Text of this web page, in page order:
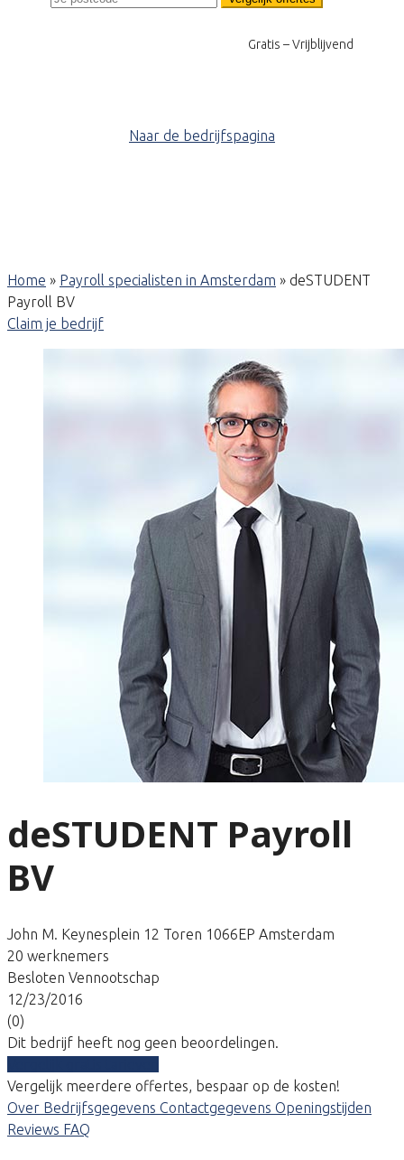
Gratis – Vrijblijvend
Naar de bedrijfspagina
Home » Payroll specialisten in Amsterdam » deSTUDENT
Payroll BV
Claim je bedrijf
deSTUDENT Payroll
BV
John M. Keynesplein 12 Toren 1066EP Amsterdam
20 werknemers
Besloten Vennootschap
12/23/2016
(0)
Dit bedrijf heeft nog geen beoordelingen.
Vergelijk meerdere offertes, bespaar op de kosten!
Over Bedrijfsgegevens Contactgegevens Openingstijden
Reviews FAQ